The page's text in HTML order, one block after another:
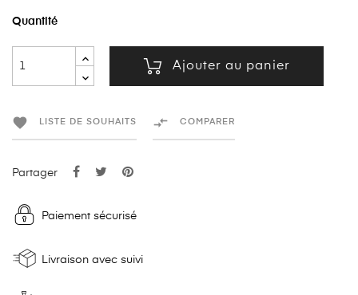
Quantité
Ajouter au panier
 LISTE DE SOUHAITS  COMPARER
Partager
Paiement sécurisé
Livraison avec suivi